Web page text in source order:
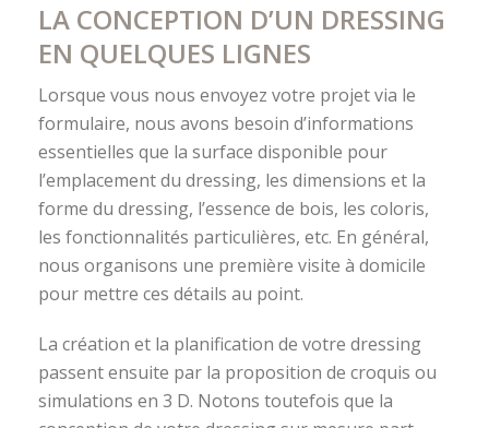
LA CONCEPTION D’UN DRESSING
EN QUELQUES LIGNES
Lorsque vous nous envoyez votre projet via le
formulaire, nous avons besoin d’informations
essentielles que la surface disponible pour
l’emplacement du dressing, les dimensions et la
forme du dressing, l’essence de bois, les coloris,
les fonctionnalités particulières, etc. En général,
nous organisons une première visite à domicile
pour mettre ces détails au point.
La création et la planification de votre dressing
passent ensuite par la proposition de croquis ou
simulations en 3 D. Notons toutefois que la